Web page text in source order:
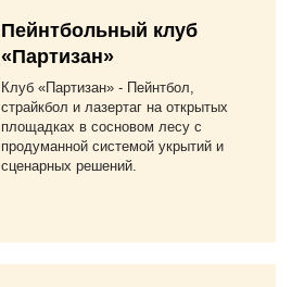
Пейнтбольный клуб
«Партизан»
Клуб «Партизан» - Пейнтбол,
страйкбол и лазертаг на открытых
площадках в сосновом лесу с
продуманной системой укрытий и
сценарных решений.